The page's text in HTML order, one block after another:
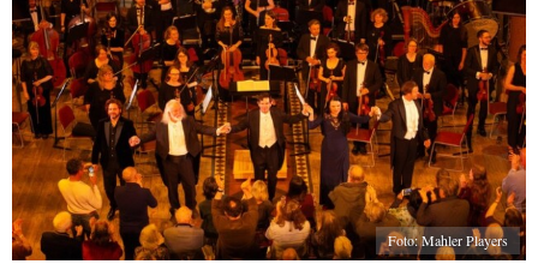
Foto: Mahler Players